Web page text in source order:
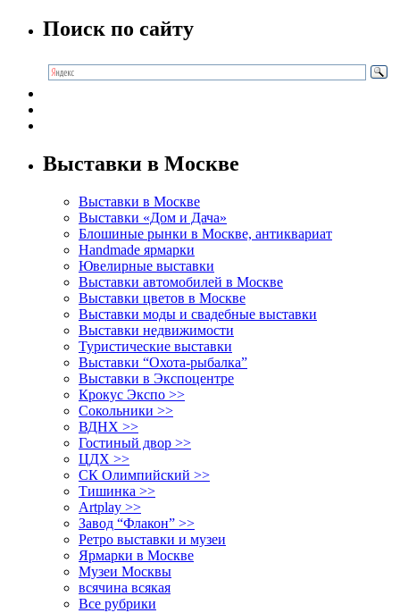
Поиск по сайту
Выставки в Москве
Выставки в Москве
Выставки «Дом и Дача»
Блошиные рынки в Москве, антиквариат
Handmade ярмарки
Ювелирные выставки
Выставки автомобилей в Москве
Выставки цветов в Москве
Выставки моды и свадебные выставки
Выставки недвижимости
Туристические выставки
Выставки “Охота-рыбалка”
Выставки в Экспоцентре
Крокус Экспо >>
Сокольники >>
ВДНХ >>
Гостиный двор >>
ЦДХ >>
СК Олимпийский >>
Тишинка >>
Artplay >>
Завод “Флакон” >>
Ретро выставки и музеи
Ярмарки в Москве
Музеи Москвы
всячина всякая
Все рубрики